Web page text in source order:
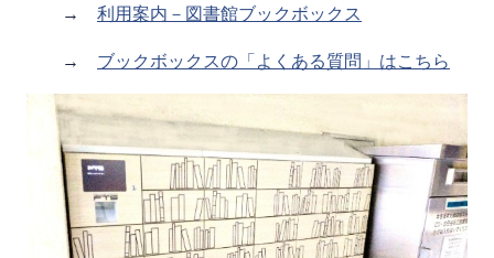
→ 利用案内－図書館ブックボックス
→ ブックボックスの「よくある質問」はこちら